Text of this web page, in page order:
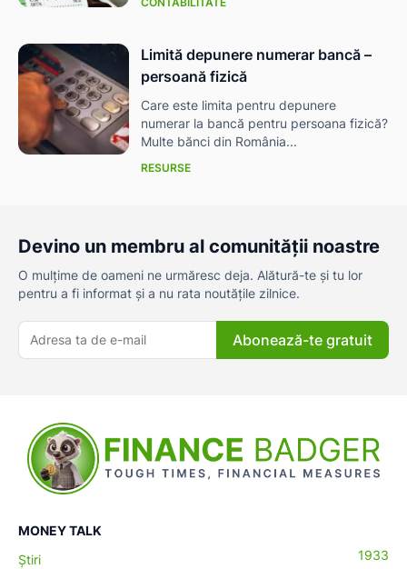
Limită depunere numerar bancă –
persoană fizică
Care este limita pentru depunere
numerar la bancă pentru persoana fizică?
Multe bănci din România...
RESURSE
Devino un membru al comunității noastre
O mulțime de oameni ne urmăresc deja. Alătură-te și tu lor
pentru a fi informat și a nu rata noutățile zilnice.
Abonează-te gratuit
MONEY TALK
Știri
1933